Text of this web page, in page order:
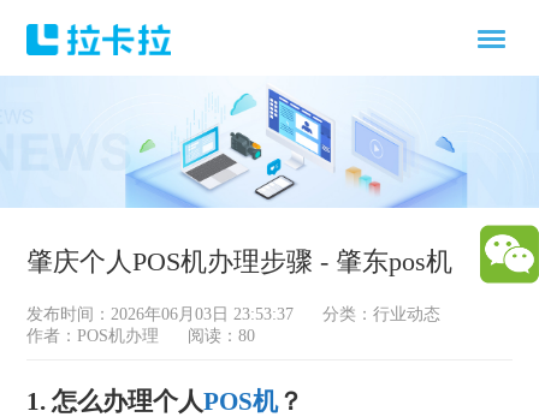
肇庆个人POS机办理步骤 - 肇东pos机
发布时间：2026年06月03日 23:53:37 分类：行业动态
作者：POS机办理
阅读：80
1. 怎么办理个人POS机？